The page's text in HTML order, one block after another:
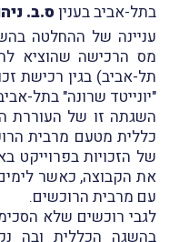
בתל-אביב בעניןס.ב.
עניינה של ההחלטה
מס הרכישה שהוציא
תל-אביב) בגין רכישת
"יונייטד שרונה" בתל-
השגתה זו של העוררת
כללית מטעם מרבית
של הזכויות בפרוייקט
את הקבוצה, כאשר
עם מרבית הרוכשים.
לגבי רוכשים שלא
בהשגה הכללית ובה